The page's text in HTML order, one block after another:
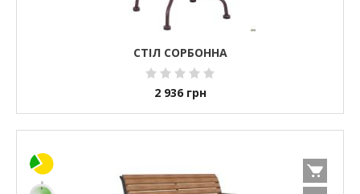
СТІЛ СОРБОННА
2 936 грн